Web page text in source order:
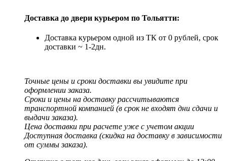
Доставка до двери курьером по Тольятти:
Доставка курьером одной из ТК от 0 рублей, срок
доставки ~ 1-2дн.
Точные цены и сроки доставки вы увидите при
оформлении заказа.
Сроки и цены на доставку рассчитываются
транспортной компанией (в срок не входят дни сдачи и
выдачи заказа).
Цена доставки при расчете уже с учетом акции
Доступная доставка (скидка на доставку в зависимости
от суммы заказа).